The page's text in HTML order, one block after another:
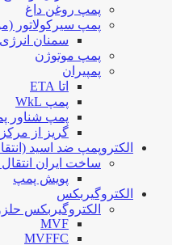
پمپ روغن داغ
پمپ سیرکولاتور
سمنان انرژی
پمپ موتوژن
پمپیران
اتا ETA
پمپ WkL
پمپ شناور
گریز از مرکز
الکتروپمپ ضد اسید
ساخت ایران
پویش پمپ
الکتروگیربکس
الکتروگیربکس
MVF
MVFFC